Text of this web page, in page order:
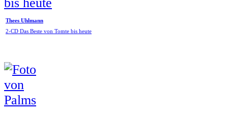
Thees Uhlmann
2-CD Das Beste von Tomte bis heute